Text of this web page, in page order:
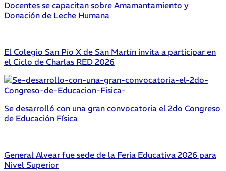
Docentes se capacitan sobre Amamantamiento y
Donación de Leche Humana
El Colegio San Pío X de San Martín invita a participar en
el Ciclo de Charlas RED 2026
Se desarrolló con una gran convocatoria el 2do Congreso
de Educación Física
General Alvear fue sede de la Feria Educativa 2026 para
Nivel Superior